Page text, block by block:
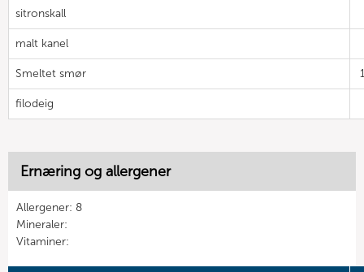
sitronskall
malt kanel
Smeltet smør
filodeig
Ernæring og allergener
Allergener: 8
Mineraler:
Vitaminer: